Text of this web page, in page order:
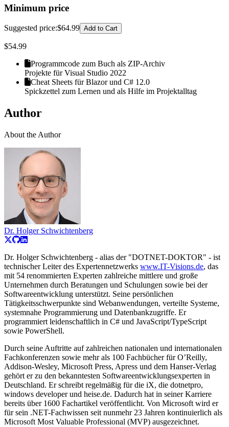
Minimum price
Suggested price:$64.99 Add to Cart
$54.99
Programmcode zum Buch als ZIP-Archiv
Projekte für Visual Studio 2022
Cheat Sheets für Blazor und C# 12.0
Spickzettel zum Lernen und als Hilfe im Projektalltag
Author
About the Author
Dr. Holger Schwichtenberg
Dr. Holger Schwichtenberg - alias der "DOTNET-DOKTOR" - ist
technischer Leiter des Expertennetzwerks www.IT-Visions.de, das
mit 54 renommierten Experten zahlreiche mittlere und große
Unternehmen durch Beratungen und Schulungen sowie bei der
Softwareentwicklung unterstützt. Seine persönlichen
Tätigkeitsschwerpunkte sind Webanwendungen, verteilte Systeme,
systemnahe Programmierung und Datenbankzugriffe. Er
programmiert leidenschaftlich in C# und JavaScript/TypeScript
sowie PowerShell.
Durch seine Auftritte auf zahlreichen nationalen und internationalen
Fachkonferenzen sowie mehr als 100 Fachbücher für O’Reilly,
Addison-Wesley, Microsoft Press, Apress und dem Hanser-Verlag
gehört er zu den bekanntesten Softwareentwicklungsexperten in
Deutschland. Er schreibt regelmäßig für die iX, die dotnetpro,
windows developer und heise.de. Dadurch hat in seiner Karriere
bereits über 1600 Fachartikel veröffentlicht. Von Microsoft wird er
für sein .NET-Fachwissen seit nunmehr 23 Jahren kontinuierlich als
Microsoft Most Valuable Professional (MVP) ausgezeichnet.